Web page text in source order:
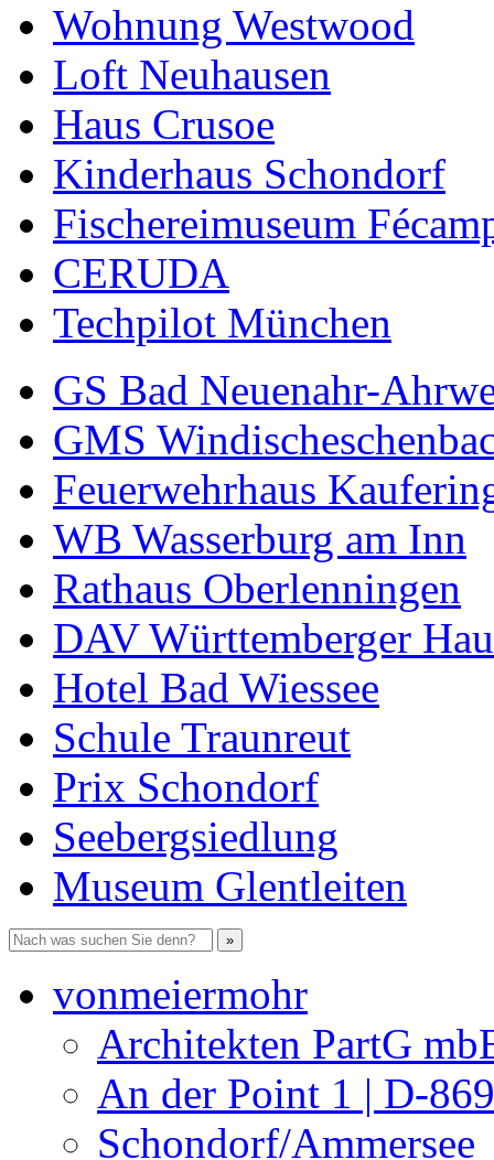
Wohnung Westwood
Loft Neuhausen
Haus Crusoe
Kinderhaus Schondorf
Fischereimuseum
CERUDA
Techpilot München
GS Bad Neuenahr-
GMS
Feuerwehrhaus
WB Wasserburg am Inn
Rathaus Oberlenningen
DAV Württemberger
Hotel Bad Wiessee
Schule Traunreut
Prix Schondorf
Seebergsiedlung
Museum Glentleiten
vonmeiermohr
Architekten PartG
An der Point 1 | D-
Schondorf/Ammersee